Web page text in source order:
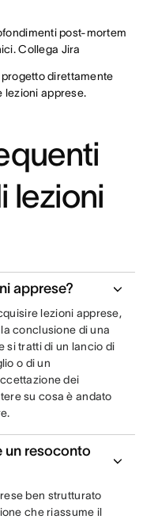
post-mortem
Collega Jira
direttamente
lezioni apprese.
lezioni
apprese?
lezioni apprese,
conclusione di una
si tratti di un lancio di
o di un
dei
su cosa è andato
un resoconto
ben strutturato
che riassume il